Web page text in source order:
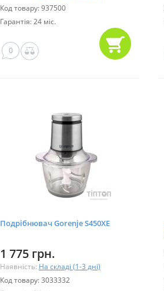
Код товару: 937500
Гарантія: 24 міс.
0
Подрібнювач Gorenje S450XE
1 775 грн.
Наявність: На складі (1-3 дні)
Код товару: 3033332